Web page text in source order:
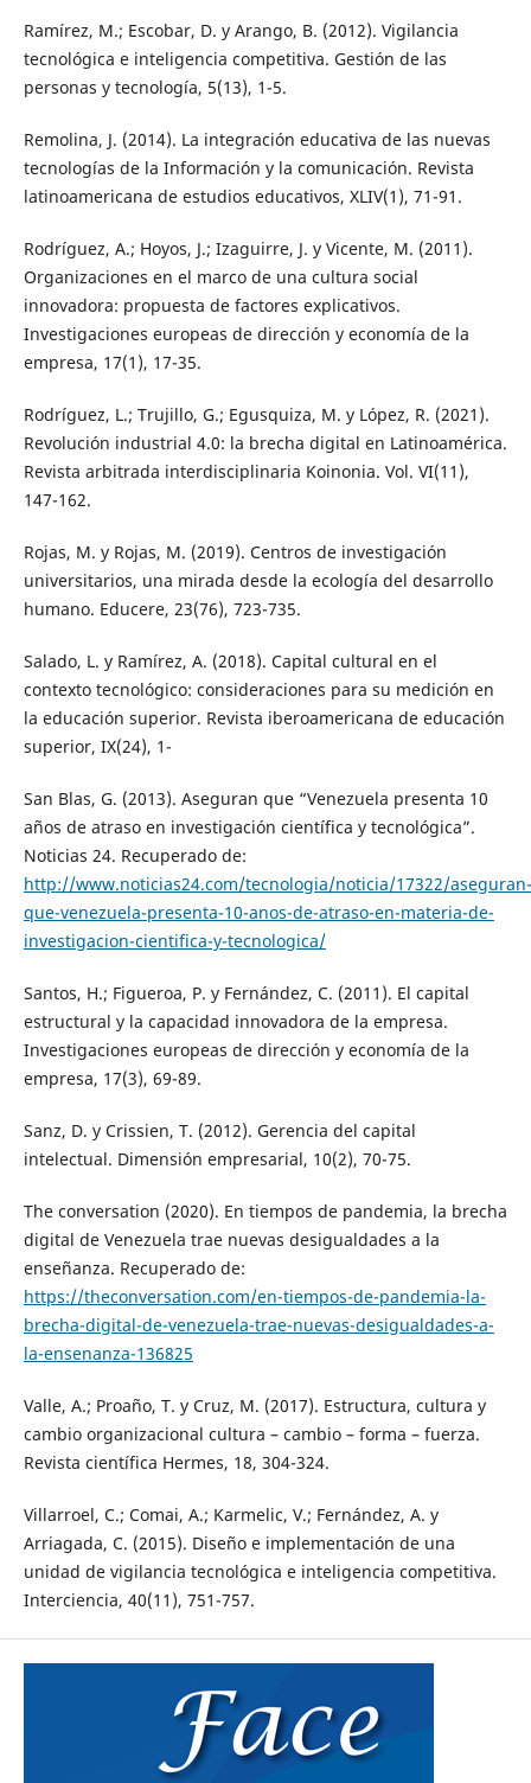
Ramírez, M.; Escobar, D. y Arango, B. (2012). Vigilancia
tecnológica e inteligencia competitiva. Gestión de las
personas y tecnología, 5(13), 1-5.
Remolina, J. (2014). La integración educativa de las nuevas
tecnologías de la Información y la comunicación. Revista
latinoamericana de estudios educativos, XLIV(1), 71-91.
Rodríguez, A.; Hoyos, J.; Izaguirre, J. y Vicente, M. (2011).
Organizaciones en el marco de una cultura social
innovadora: propuesta de factores explicativos.
Investigaciones europeas de dirección y economía de la
empresa, 17(1), 17-35.
Rodríguez, L.; Trujillo, G.; Egusquiza, M. y López, R. (2021).
Revolución industrial 4.0: la brecha digital en Latinoamérica.
Revista arbitrada interdisciplinaria Koinonia. Vol. VI(11),
147-162.
Rojas, M. y Rojas, M. (2019). Centros de investigación
universitarios, una mirada desde la ecología del desarrollo
humano. Educere, 23(76), 723-735.
Salado, L. y Ramírez, A. (2018). Capital cultural en el
contexto tecnológico: consideraciones para su medición en
la educación superior. Revista iberoamericana de educación
superior, IX(24), 1-
San Blas, G. (2013). Aseguran que “Venezuela presenta 10
años de atraso en investigación científica y tecnológica”.
Noticias 24. Recuperado de:
http://www.noticias24.com/tecnologia/noticia/17322/aseguran-
que-venezuela-presenta-10-anos-de-atraso-en-materia-de-
investigacion-cientifica-y-tecnologica/
Santos, H.; Figueroa, P. y Fernández, C. (2011). El capital
estructural y la capacidad innovadora de la empresa.
Investigaciones europeas de dirección y economía de la
empresa, 17(3), 69-89.
Sanz, D. y Crissien, T. (2012). Gerencia del capital
intelectual. Dimensión empresarial, 10(2), 70-75.
The conversation (2020). En tiempos de pandemia, la brecha
digital de Venezuela trae nuevas desigualdades a la
enseñanza. Recuperado de:
https://theconversation.com/en-tiempos-de-pandemia-la-
brecha-digital-de-venezuela-trae-nuevas-desigualdades-a-
la-ensenanza-136825
Valle, A.; Proaño, T. y Cruz, M. (2017). Estructura, cultura y
cambio organizacional cultura – cambio – forma – fuerza.
Revista científica Hermes, 18, 304-324.
Villarroel, C.; Comai, A.; Karmelic, V.; Fernández, A. y
Arriagada, C. (2015). Diseño e implementación de una
unidad de vigilancia tecnológica e inteligencia competitiva.
Interciencia, 40(11), 751-757.